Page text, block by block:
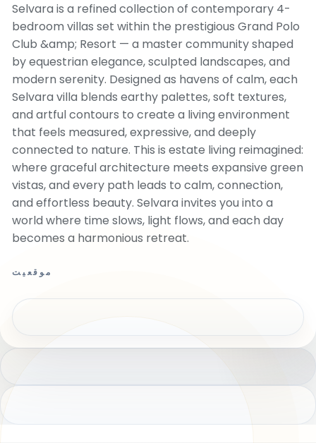
Selvara is a refined collection of contemporary 4-
bedroom villas set within the prestigious Grand Polo
Club &amp; Resort — a master community shaped
by equestrian elegance, sculpted landscapes, and
modern serenity. Designed as havens of calm, each
Selvara villa blends earthy palettes, soft textures,
and artful contours to create a living environment
that feels measured, expressive, and deeply
connected to nature. This is estate living reimagined:
where graceful architecture meets expansive green
vistas, and every path leads to calm, connection,
and effortless beauty. Selvara invites you into a
world where time slows, light flows, and each day
becomes a harmonious retreat.
موقعیت